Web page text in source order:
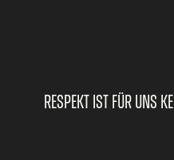
Respekt ist für uns